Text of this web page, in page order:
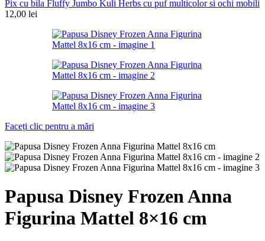
Pix cu bila Fluffy Jumbo Kuli Herbs cu puf multicolor si ochi mobili
12,00 lei
Faceți clic pentru a mări
Papusa Disney Frozen Anna
Figurina Mattel 8×16 cm